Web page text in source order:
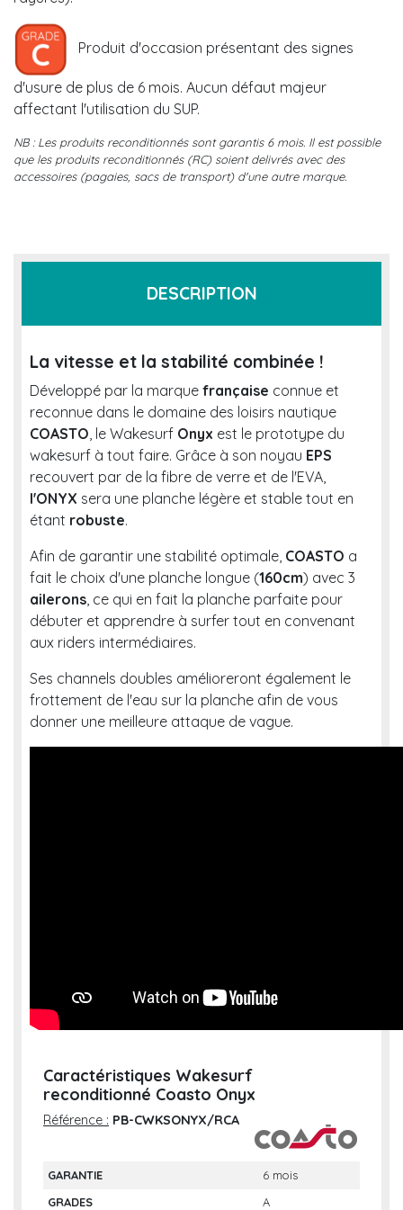
Produit d'occasion présentant des signes
d'usure de plus de 6 mois. Aucun défaut majeur
affectant l'utilisation du SUP.
NB : Les produits reconditionnés sont garantis 6 mois. Il est possible
que les produits reconditionnés (RC) soient delivrés avec des
accessoires (pagaies, sacs de transport) d'une autre marque.
DESCRIPTION
La vitesse et la stabilité combinée !
Développé par la marque française connue et
reconnue dans le domaine des loisirs nautique
COASTO , le Wakesurf Onyx est le prototype du
wakesurf à tout faire. Grâce à son noyau EPS
recouvert par de la fibre de verre et de l'EVA,
l'ONYX sera une planche légère et stable tout en
étant robuste.
Afin de garantir une stabilité optimale, COASTO a
fait le choix d'une planche longue (160cm) avec 3
ailerons , ce qui en fait la planche parfaite pour
débuter et apprendre à surfer tout en convenant
aux riders intermédiaires.
Ses channels doubles amélioreront également le
frottement de l'eau sur la planche afin de vous
donner une meilleure attaque de vague.
Caractéristiques Wakesurf
reconditionné Coasto Onyx
Référence : PB-CWKSONYX/RCA
GARANTIE
6 mois
GRADES
A